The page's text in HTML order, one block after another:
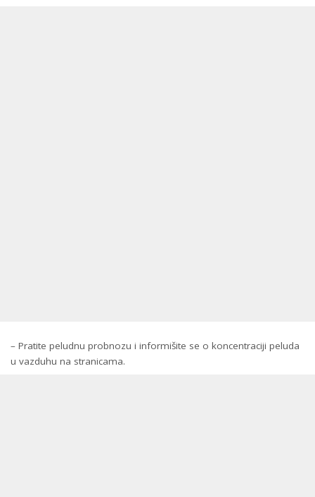
– Pratite peludnu probnozu i informišite se o koncentraciji peluda
u vazduhu na stranicama.